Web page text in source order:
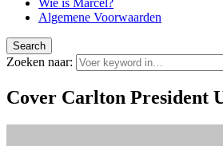
Algemene Voorwaarden
Search
Zoeken naar:
Cover Carlton President